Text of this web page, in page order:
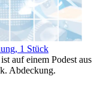
1 Stück
auf einem Podest aus
Abdeckung.